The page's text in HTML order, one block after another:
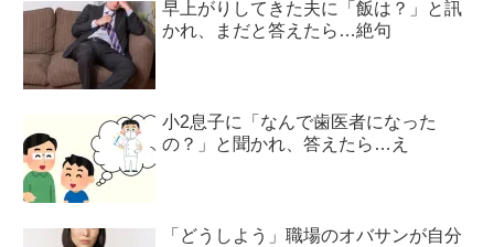
早上がりしてきた夫に「飯は？」と訊
かれ、まだと答えたら…絶句
小2息子に「なんで歯医者になった
の？」と聞かれ、答えたら…え
「どうしよう」職場のオバサンが自分